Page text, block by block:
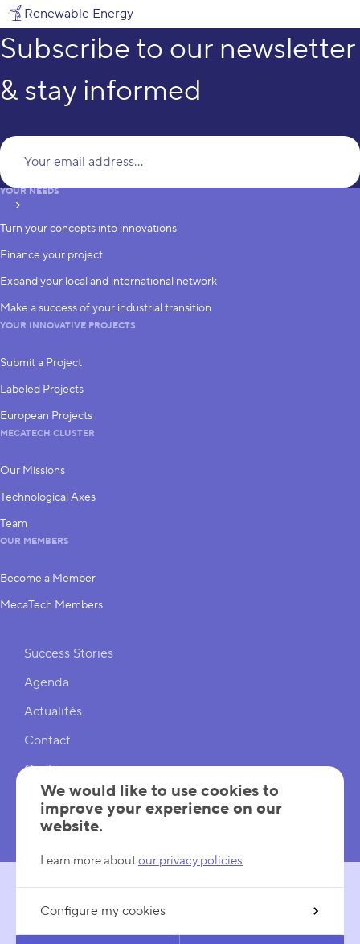
Renewable Energy
Subscribe to our newsletter
& stay informed
subscribe
YOUR NEEDS
Turn your concepts into innovations
Finance your project
Expand your local and international network
Make a success of your industrial transition
YOUR INNOVATIVE PROJECTS
Submit a Project
Labeled Projects
European Projects
MECATECH CLUSTER
Our Missions
Technological Axes
Team
OUR MEMBERS
Become a Member
MecaTech Members
Shortcuts
Success Stories
Agenda
Actualités
Contact
Cookies
Cookies Settings
Mentions légales
FOLLOW US
We would like to use cookies to
improve your experience on our
website.
Learn more aboutour privacy policies
Configure my cookies